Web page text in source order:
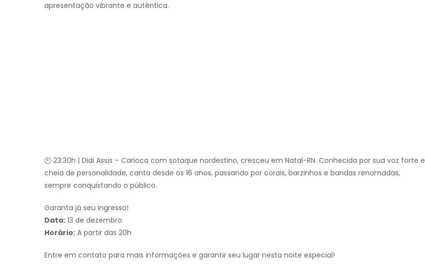
apresentação vibrante e autêntica.
🕙 23:30h | Didi Assis – Carioca com sotaque nordestino, cresceu em Natal-RN. Conhecida por sua voz forte e
cheia de personalidade, canta desde os 16 anos, passando por corais, barzinhos e bandas renomadas,
sempre conquistando o público.
Garanta já seu ingresso!
Data: 13 de dezembro
Horário: A partir das 20h
Entre em contato para mais informações e garantir seu lugar nesta noite especial!